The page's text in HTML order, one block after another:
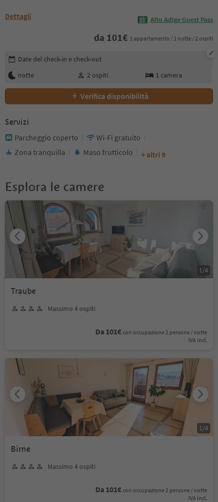
Dettagli Alto Adige Guest Pass
da 101€ 1 appartamento / 1 notte / 2 ospiti
Modifica i dettagli della prenotazione
Date del check-in e check-out
notte
2 ospiti 1 camera
Verifica disponibilità
Servizi
Parcheggio coperto
Wi-Fi gratuito
Zona tranquilla
Maso frutticolo + altri 9
Esplora le camere
Traube
Massimo 4 ospiti
Da 101€ con occupazione 2 persone / notte
IVA incl.
1 /4
Birne
Massimo 4 ospiti
Da 101€ con occupazione 2 persone / notte
IVA incl.
1 /4